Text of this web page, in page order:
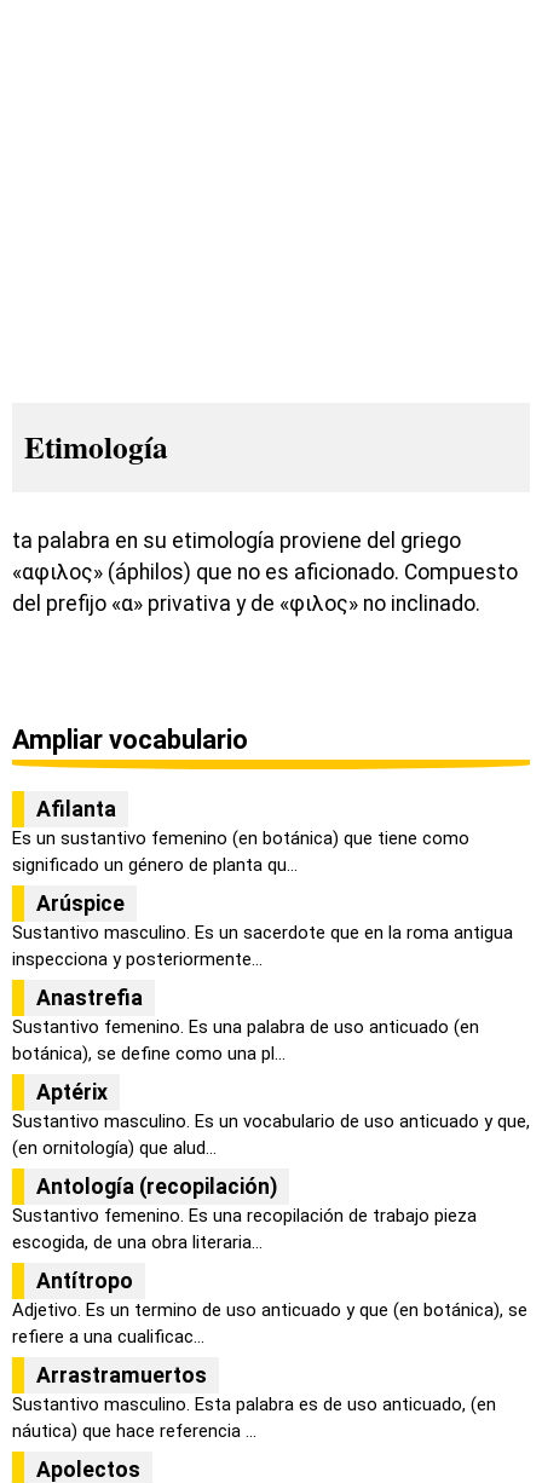
Etimología
ta palabra en su etimología proviene del griego
«αφιλος» (áphilos) que no es aficionado. Compuesto
del prefijo «α» privativa y de «φιλος» no inclinado.
Ampliar vocabulario
Afilanta
Es un sustantivo femenino (en botánica) que tiene como
significado un género de planta qu...
Arúspice
Sustantivo masculino. Es un sacerdote que en la roma antigua
inspecciona y posteriormente...
Anastrefia
Sustantivo femenino. Es una palabra de uso anticuado (en
botánica), se define como una pl...
Aptérix
Sustantivo masculino. Es un vocabulario de uso anticuado y que,
(en ornitología) que alud...
Antología (recopilación)
Sustantivo femenino. Es una recopilación de trabajo pieza
escogida, de una obra literaria...
Antítropo
Adjetivo. Es un termino de uso anticuado y que (en botánica), se
refiere a una cualificac...
Arrastramuertos
Sustantivo masculino. Esta palabra es de uso anticuado, (en
náutica) que hace referencia ...
Apolectos